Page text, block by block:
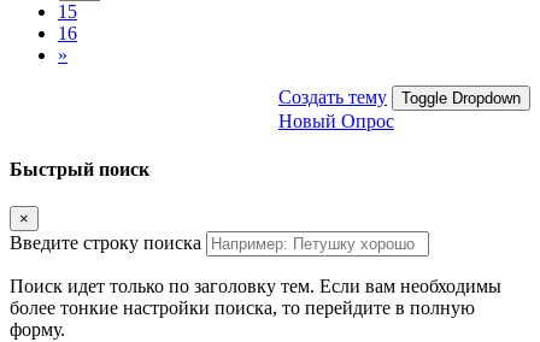
15
16
»
Создать тему Toggle Dropdown
Новый Опрос
Быстрый поиск
×
Введите строку поиска
Поиск идет только по заголовку тем. Если вам необходимы
более тонкие настройки поиска, то перейдите в полную
форму.